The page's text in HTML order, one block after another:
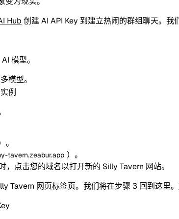
Hub 创建 AI API Key 到建立热闹的群组聊天。
模型。
模型。
例
tavern.zeabur.app ）。
点击您的域名以打开新的 Silly Tavern 网站。
Tavern 网页标签页。我们将在步骤 3 回到这里